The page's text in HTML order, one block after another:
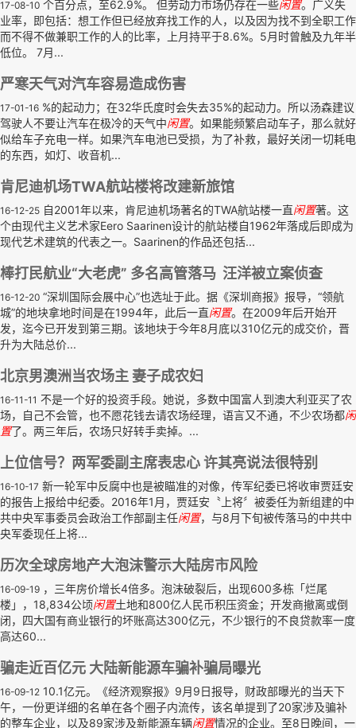
17-08-10 个百分点，至62.9%。 但劳动力市场仍存在一些闲置。广义失
业率，即包括：想工作但已经放弃找工作的人，以及因为找不到全职工作
而不得不做兼职工作的人的比率，上月持平于8.6%。5月时曾触及九年半
低位。 7月...
严寒天气对汽车容易造成伤害
17-01-16 %的起动力；在32华氏度时会失去35%的起动力。所以汤森建议
驾驶人不要让汽车在极冷的天气中闲置。如果能频繁启动车子，那么就好
似给车子充电一样。如果汽车电池已受损，为了补救，最好关闭一切耗电
的东西，如灯、收音机...
肯尼迪机场TWA航站楼将改建新旅馆
16-12-25 自2001年以来，肯尼迪机场著名的TWA航站楼一直闲置著。这
个由现代主义艺术家Eero Saarinen设计的航站楼自1962年落成后即成为
现代艺术建筑的代表之一。Saarinen的作品还包括...
棒打民航业“大老虎” 多名高管落马 汪洋被立案侦查
16-12-20 “深圳国际会展中心”也选址于此。据《深圳商报》报导，“领航
城”的地块拿地时间是在1994年，此后一直闲置。在2009年后开始开
发，迄今已开发到第三期。该地块于今年8月底以310亿元的成交价，晋
升为大陆总价...
北京男澳洲当农场主 妻子成农妇
16-11-11 不是一个好的投资手段。她说，多数中国富人到澳大利亚买了农
场，自己不会管，也不愿花钱去请农场经理，语言又不通，不少农场都闲
置了。两三年后，农场只好转手卖掉。...
上位信号？两军委副主席表忠心 许其亮说法很特别
16-10-17 新一轮军中反腐中也是被瞄准的对像，传军纪委已将收审贾廷安
的报告上报给中纪委。2016年1月，贾廷安〝上将〞被委任为新组建的中
共中央军事委员会政治工作部副主任闲置，与8月下旬被传落马的中共中
央军委现任上将...
历次全球房地产大泡沫警示大陆房市风险
16-09-19 ，三年房价增长4倍多。泡沫破裂后，出现600多栋「烂尾
楼」，18,834公顷闲置土地和800亿人民币积压资金；开发商撤离或倒
闭，四大国有商业银行的坏账高达300亿元，不少银行的不良贷款率一度
高达60...
骗走近百亿元 大陆新能源车骗补骗局曝光
16-09-12 10.1亿元。《经济观察报》9月9日报导，财政部曝光的当天下
午，一份更详细的名单在各个圈子内流传，该名单提到了20家涉及骗补
的整车企业，以及89家涉及新能源车辆闲置情况的企业。至8日晚间，一